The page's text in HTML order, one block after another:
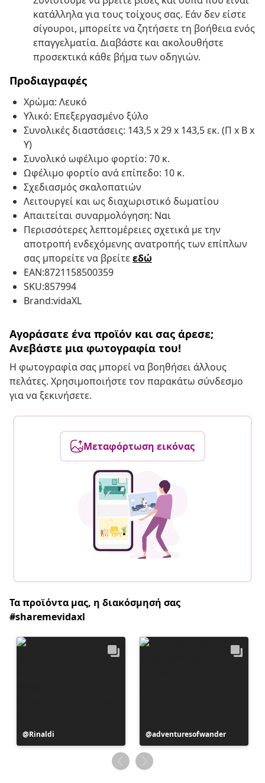
κατάλληλα για τους τοίχους σας. Εάν δεν είστε
σίγουροι, μπορείτε να ζητήσετε τη βοήθεια ενός
επαγγελματία. Διαβάστε και ακολουθήστε
προσεκτικά κάθε βήμα των οδηγιών.
Προδιαγραφές
Χρώμα: Λευκό
Υλικό: Επεξεργασμένο ξύλο
Συνολικές διαστάσεις: 143,5 x 29 x 143,5 εκ. (Π x Β x
Υ)
Συνολικό ωφέλιμο φορτίο: 70 κ.
Ωφέλιμο φορτίο ανά επίπεδο: 10 κ.
Σχεδιασμός σκαλοπατιών
Λειτουργεί και ως διαχωριστικό δωματίου
Απαιτείται συναρμολόγηση: Ναι
Περισσότερες λεπτομέρειες σχετικά με την
αποτροπή ενδεχόμενης ανατροπής των επίπλων
σας μπορείτε να βρείτεεδώ
EAN:8721158500359
SKU:857994
Brand:vidaXL
Αγοράσατε ένα προϊόν και σας άρεσε;
Ανεβάστε μια φωτογραφία του!
Η φωτογραφία σας μπορεί να βοηθήσει άλλους
πελάτες. Χρησιμοποιήστε τον παρακάτω σύνδεσμο
για να ξεκινήσετε.
Μεταφόρτωση εικόνας
Τα προϊόντα μας, η διακόσμησή σας
#sharemevidaxl
Η
ανάρτηση
Rinaldi
Η
ανάρτηση
δημοσιεύθηκε
από
adventuresofwander